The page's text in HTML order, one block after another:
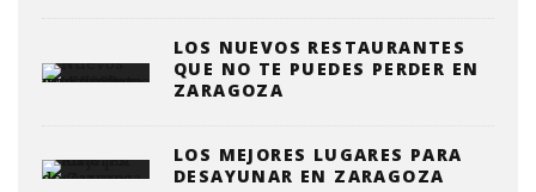
LOS NUEVOS RESTAURANTES
QUE NO TE PUEDES PERDER EN
ZARAGOZA
LOS MEJORES LUGARES PARA
DESAYUNAR EN ZARAGOZA